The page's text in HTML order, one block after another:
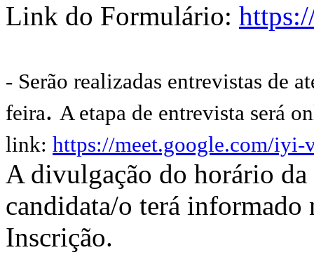
Link do Formulário:
- Serão realizadas entrevistas de
feira. A etapa de entrevista será
link: https://meet.google.com/iyi-
A divulgação do horário
candidata/o terá informado
Inscrição.